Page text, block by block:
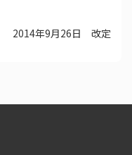
2014年9月26日 改定